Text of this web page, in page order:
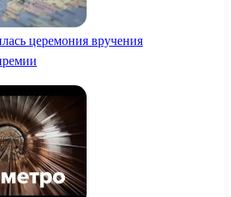
церемония вручения